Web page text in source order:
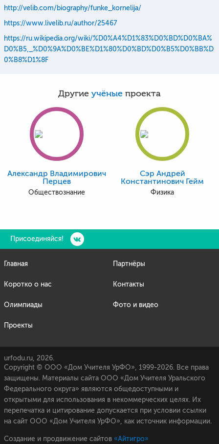
http://velib.com/biography/funke_kornelija/
https://www.livelib.ru/author/25467
https://ru.wikipedia.org/wiki/%D0%A4%D1%83%D0%BD%D0%BA%
D0%B5,_%D0%9A%D0%BE%D1%80%D0%BD%D0%B5%D0%BB%D
0%B8%D1%8F
Другие учёные проекта
Александр Владимирович
Перцев
Обществознание
Сэр Андрей
Константинович Гейм
Физика
Присоединяйся!
Главная
Коротко о нас
Олимпиады
Проекты
Партнёры
Контакты
Фото и видео
urfodu.ru, 2026.
Copyright © ООО «Дом Учителя УрФО», 1999-2026. Все права
защищены. Материалы сайта ООО «Дом Учителя Уральского
Федерального округа» являются общедоступными и
открытыми для использования в некоммерческих целях. Их
перепечатка и цитирование допускается при условии ссылки
на сайт ООО «Дом Учителя УрФО», как источник информации.
Создание и продвижение сайтов «Айтигро»